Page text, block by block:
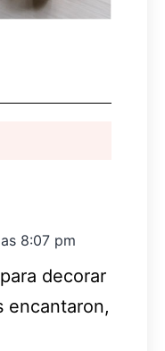
8:07 pm
decorar
encantaron,